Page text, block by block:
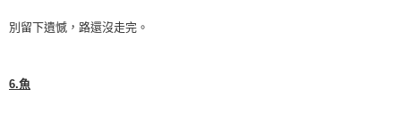
別留下遺憾，路還沒走完。
6.魚